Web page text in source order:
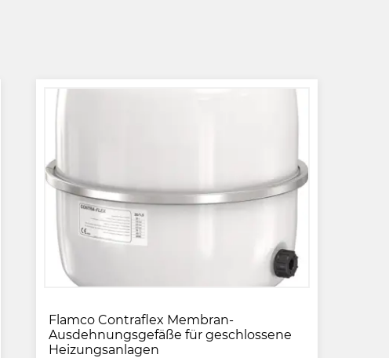
Flamco Contraflex Membran-
Ausdehnungsgefäße für geschlossene
Heizungsanlagen